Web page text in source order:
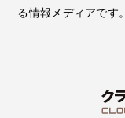
る情報メディアです。